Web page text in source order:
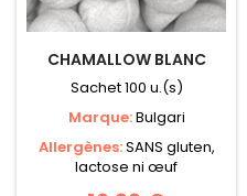
CHAMALLOW BLANC
Sachet 100 u.(s)
Marque:Bulgari
Allergènes:SANS gluten,
lactose ni œuf